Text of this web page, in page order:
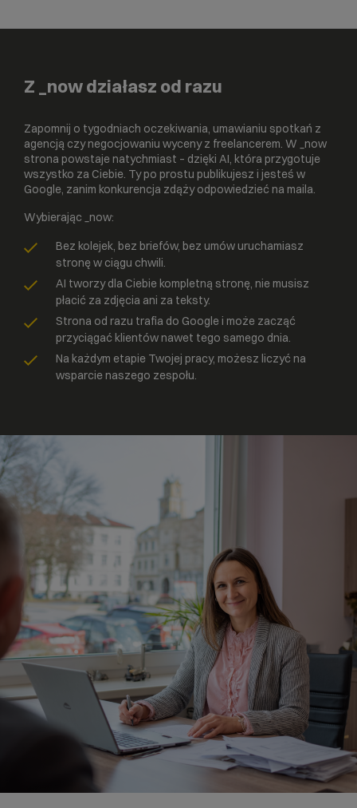
Z _now działasz od razu
Zapomnij o tygodniach oczekiwania, umawianiu spotkań z
agencją czy negocjowaniu wyceny z freelancerem. W _now
strona powstaje natychmiast – dzięki AI, która przygotuje
wszystko za Ciebie. Ty po prostu publikujesz i jesteś w
Google, zanim konkurencja zdąży odpowiedzieć na maila.
Wybierając _now:
Bez kolejek, bez briefów, bez umów uruchamiasz
stronę w ciągu chwili.
AI tworzy dla Ciebie kompletną stronę, nie musisz
płacić za zdjęcia ani za teksty.
Strona od razu trafia do Google i może zacząć
przyciągać klientów nawet tego samego dnia.
Na każdym etapie Twojej pracy, możesz liczyć na
wsparcie naszego zespołu.